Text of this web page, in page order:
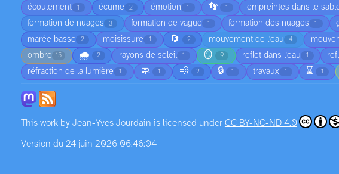
écoulement 1 écume 2 émotion 1 👣 1 empreintes dans le
formation de nuages 3 formation de vague 1 formation des nuages 1
marée basse 2 moisissure 1 🔄 2 mouvement de l'eau 4
ombre 15 🌧️ 2 rayons de soleil 1 🪞 9 reflet dans l'eau 1
réfraction de la lumière 1 🧼 1 💨 2 🔒 1 travaux 1 ⌛ 1
This work by Jean-Yves Jourdain is licensed under CC BY-NC-ND 4.0
Version du 24 juin 2026 06:46:04